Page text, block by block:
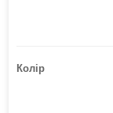
Колір